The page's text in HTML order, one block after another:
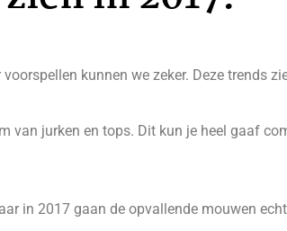
kunnen we zeker. Deze trends
van jurken en tops. Dit kun je heel gaaf
in 2017 gaan de opvallende mouwen